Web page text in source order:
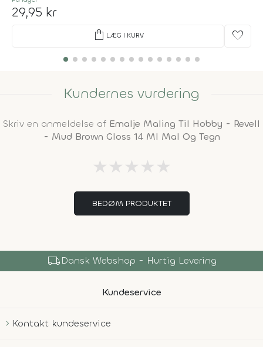
29,95 kr
shopping_bag LÆG I KURV favorite
Kundernes vurdering
Skriv en anmeldelse af Emalje Maling Til Hobby - Revell
- Mud Brown Gloss 14 Ml Mal Og Tegn
★ ★ ★ ★ ★
BEDØM PRODUKTET
local_shippingDansk Webshop - Hurtig Levering
Kundeservice
Kontakt kundeservice